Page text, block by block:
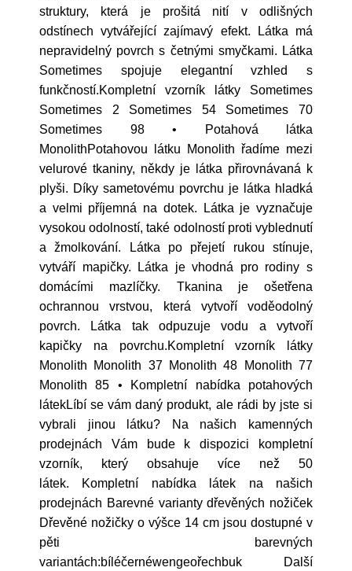
struktury, která je prošitá nití v odlišných
odstínech vytvářející zajímavý efekt. Látka má
nepravidelný povrch s četnými smyčkami. Látka
Sometimes spojuje elegantní vzhled s
funkčností.Kompletní vzorník látky Sometimes
Sometimes 2 Sometimes 54 Sometimes 70
Sometimes 98 • Potahová látka
MonolithPotahovou látku Monolith řadíme mezi
velurové tkaniny, někdy je látka přirovnávaná k
plyši. Díky sametovému povrchu je látka hladká
a velmi příjemná na dotek. Látka je vyznačuje
vysokou odolností, také odolností proti vyblednutí
a žmolkování. Látka po přejetí rukou stínuje,
vytváří mapičky. Látka je vhodná pro rodiny s
domácími mazlíčky. Tkanina je ošetřena
ochrannou vrstvou, která vytvoří voděodolný
povrch. Látka tak odpuzuje vodu a vytvoří
kapičky na povrchu.Kompletní vzorník látky
Monolith Monolith 37 Monolith 48 Monolith 77
Monolith 85 • Kompletní nabídka potahových
látekLíbí se vám daný produkt, ale rádi by jste si
vybrali jinou látku? Na našich kamenných
prodejnách Vám bude k dispozici kompletní
vzorník, který obsahuje více než 50
látek. Kompletní nabídka látek na našich
prodejnách Barevné varianty dřevěných nožiček
Dřevěné nožičky o výšce 14 cm jsou dostupné v
pěti barevných
variantách:bíléčernéwengeořechbuk Další